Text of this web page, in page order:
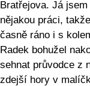
Bratřejova. Já
nějakou práci,
časně ráno i s
Radek bohužel
sehnat průvodce z
zdejší hory v